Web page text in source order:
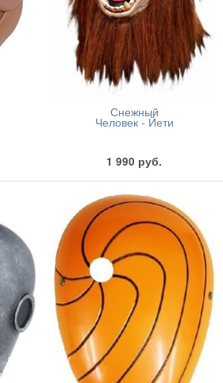
Снежный
Человек - Йети
1 990 руб.